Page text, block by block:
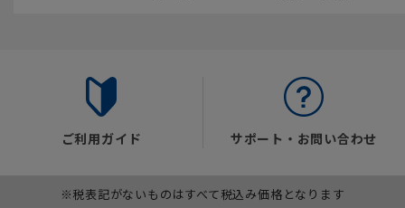
ご利用ガイド サポート・お問い合わせ
※税表記がないものはすべて税込み価格となります